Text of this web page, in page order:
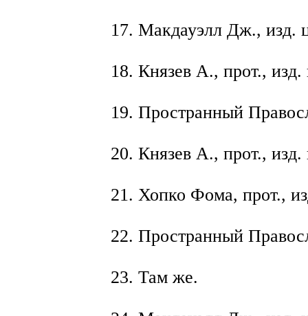
17. Макдауэлл Дж., изд.
18. Князев А., прот., изд.
19. Пространный
20. Князев А., прот., изд.
21. Хопко Фома, прот.,
22. Пространный
23. Там же.